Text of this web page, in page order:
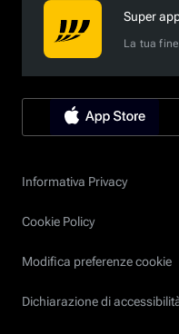
Super
La tua
Informativa Privacy
Cookie Policy
Modifica preferenze cookie
Dichiarazione di